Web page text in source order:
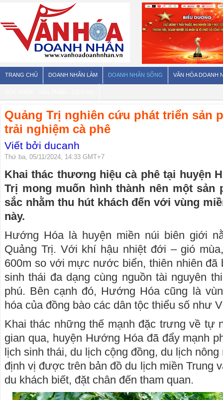
TRANG CHỦ DOANH NHÂN LÀM DOANH NHÂN SỐNG VĂN HÓA DOANH
Quảng Trị nghiên cứu phát triển sản
trải nghiệm cà phê
Viết bởi ducanh
Thứ ba, 05/11/2024, 14:33 GMT+7
Khai thác thương hiệu cà phê tại huyện
Trị mong muốn hình thành nên một sản
sắc nhằm thu hút khách đến với vùng
này.
Hướng Hóa là huyện miền núi biên giới
Quảng Trị. Với khí hậu nhiệt đới – gió
600m so với mực nước biển, thiên nhiên đã
sinh thái đa dạng cùng nguồn tài nguyên
phú. Bên cạnh đó, Hướng Hóa cũng là
hóa của đồng bào các dân tộc thiểu số như
Khai thác những thế mạnh đặc trưng về tự
gian qua, huyện Hướng Hóa đã đẩy mạnh
lịch sinh thái, du lịch cộng đồng, du lịch
định vị được trên bản đồ du lịch miền Trung
du khách biết, đặt chân đến tham quan.